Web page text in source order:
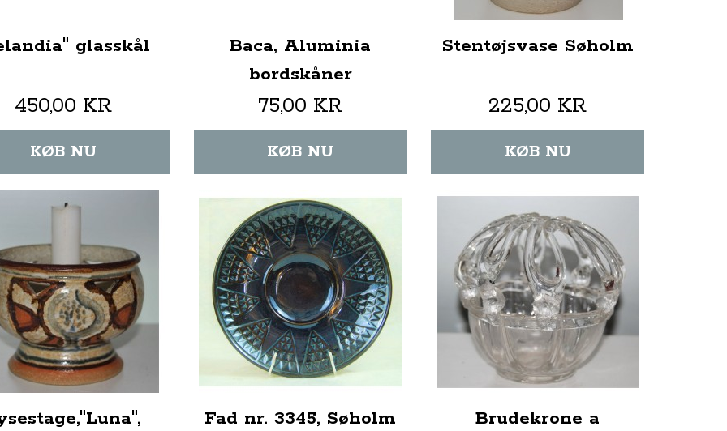
glasskål
450,00 KR
KØB NU
Baca, Aluminia
bordskåner
75,00 KR
KØB NU
Stentøjsvase Søholm
225,00 KR
KØB NU
Fad nr. 3345, Søholm Brudekrone a